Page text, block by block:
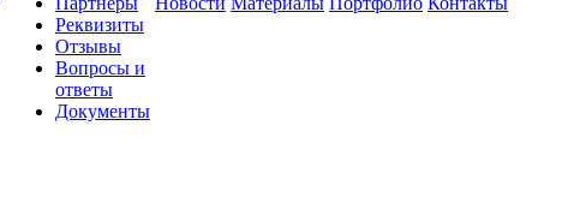
Реквизиты
Отзывы
Вопросы и
ответы
Документы